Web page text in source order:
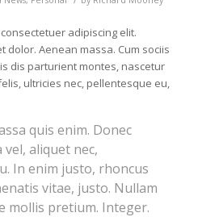
adipiscing elit.
dolor. Aenean massa. Cum sociis
dis parturient montes, nascetur
ultricies nec, pellentesque eu,
quis enim. Donec
aliquet nec,
In enim justo, rhoncus
vitae, justo. Nullam
mollis pretium. Integer.